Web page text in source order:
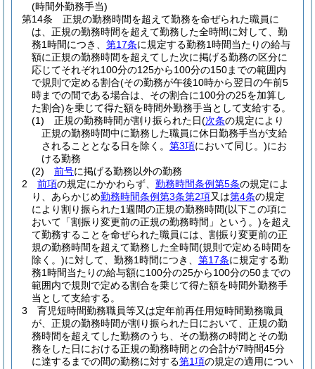
(時間外勤務手当)
第14条
正規の勤務時間を超えて勤務を命ぜられた職員に
は、正規の勤務時間を超えて勤務した全時間に対して、勤
務1時間につき、 第17条に規定する勤務1時間当たりの給与
額に正規の勤務時間を超えてした次に掲げる勤務の区分に
応じてそれぞれ100分の125から100分の150までの範囲内
で規則で定める割合(その勤務が午後10時から翌日の午前5
時までの間である場合は、その割合に100分の25を加算し
た割合)を乗じて得た額を時間外勤務手当として支給する。
(1)
正規の勤務時間が割り振られた日(次条の規定により
正規の勤務時間中に勤務した職員に休日勤務手当が支給
されることとなる日を除く。 第3項において同じ。)にお
ける勤務
(2)
前号に掲げる勤務以外の勤務
2
前項の規定にかかわらず、 勤務時間条例第5条の規定によ
り、あらかじめ勤務時間条例第3条第2項又は第4条の規定
により割り振られた1週間の正規の勤務時間(以下この項に
おいて「割振り変更前の正規の勤務時間」という。)を超え
て勤務することを命ぜられた職員には、割振り変更前の正
規の勤務時間を超えて勤務した全時間(規則で定める時間を
除く。)に対して、勤務1時間につき、 第17条に規定する勤
務1時間当たりの給与額に100分の25から100分の50までの
範囲内で規則で定める割合を乗じて得た額を時間外勤務手
当として支給する。
3
育児短時間勤務職員等又は定年前再任用短時間勤務職員
が、正規の勤務時間が割り振られた日において、正規の勤
務時間を超えてした勤務のうち、その勤務の時間とその勤
務をした日における正規の勤務時間との合計が7時間45分
に達するまでの間の勤務に対する第1項の規定の適用につい